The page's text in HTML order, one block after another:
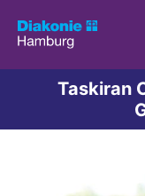
Taskiran